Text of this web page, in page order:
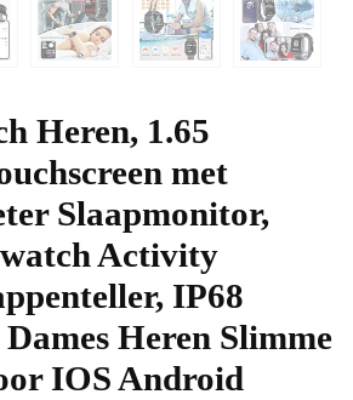
Heren, 1.65
met
Slaapmonitor,
Activity
IP68
Heren Slimme
IOS Android